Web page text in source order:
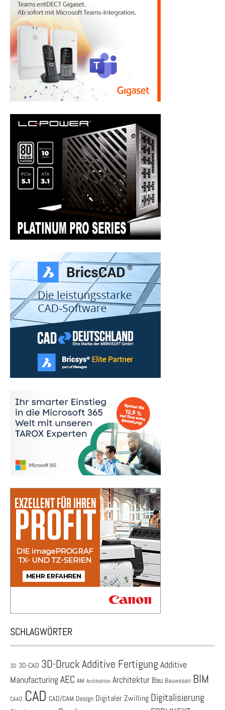
SCHLAGWÖRTER
3D 3D-CAD 3D-DruckAdditive Fertigung Additive
ManufacturingAEC AM Architekten Architektur Bau Bauwesen BIM
CAAD CAD CAD/CAM Design Digitaler Zwilling Digitalisierung